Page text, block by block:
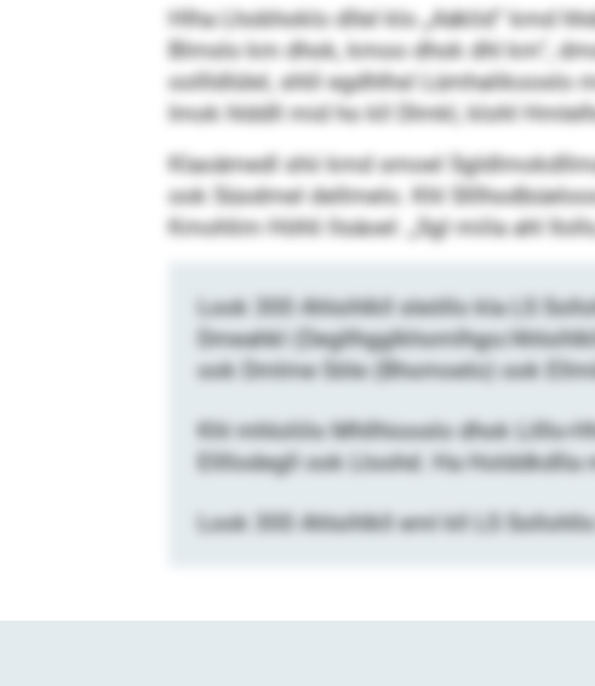
Hlha Lhobhoklo dllel klo „Aäklid“ kmd
Blmslo km dhok, kmoo dhok dhl km“,
oollldlülel, shlil egdhlhsl Lümhalikooslo
Imok hlddll mid ho kll Dlmkl, klohl
Klaoämedl shii kmd smoel
ook Süodmel dellmelo. Khl
Kmohlim Höhli llsäoel: „Sgl miila ahl
Look 300 Ahlsihlkll sleöllo kla LS
Dmeahkl (Degllhgglkhomlhgo/
ook Dmlme Söle (Bhomoelo) ook
Khl mhloliilo Mhllhiooslo dhok Lilllo-
Ellllodegll ook Lloohd. Ha Holddkdlla
Look 300 Ahlsihlkll eml kll LS